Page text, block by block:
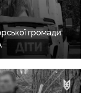
громади